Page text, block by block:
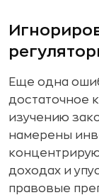
Еще одна
достаточное
изучению
намерены
доходах и
правовые